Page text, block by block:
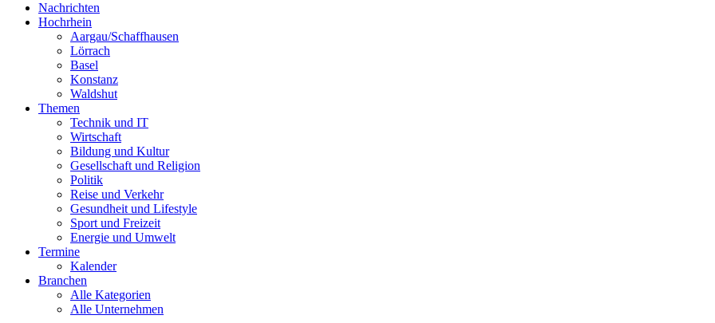
Nachrichten
Hochrhein
Aargau/Schaffhausen
Lörrach
Basel
Konstanz
Waldshut
Themen
Technik und IT
Wirtschaft
Bildung und Kultur
Gesellschaft und Religion
Politik
Reise und Verkehr
Gesundheit und Lifestyle
Sport und Freizeit
Energie und Umwelt
Termine
Kalender
Branchen
Alle Kategorien
Alle Unternehmen